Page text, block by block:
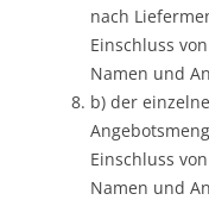
nach
Einschluss
Namen und
b) der
Einschluss
Namen und